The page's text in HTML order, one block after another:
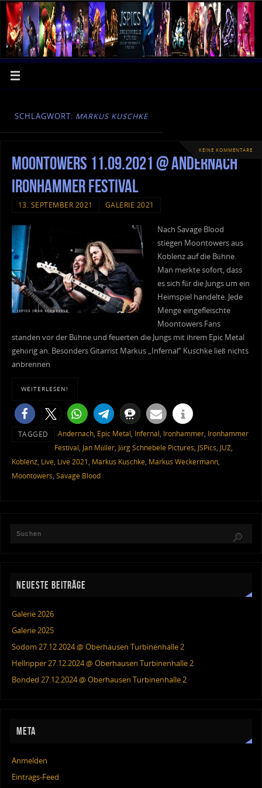
SCHLAGWORT: MARKUS KUSCHKE
KEINE KOMMENTARE
Moontowers 11.09.2021 @ Andernach
Ironhammer Festival
13. SEPTEMBER 2021 GALERIE 2021
Nach Savage Blood
stiegen Moontowers aus
Koblenz auf die Bühne.
Man merkte sofort, dass
es sich für die Jungs um ein
Heimspiel handelte. Jede
Menge eingefleischte
Moontowers Fans
standen vor der Bühne und feuerten die Jungs mit ihrem Epic Metal
gehörig an. Besonders Gitarrist Markus „Infernal“ Kuschke ließ nichts
anbrennen
WEITERLESEN!
TAGGED Andernach, Epic Metal, Infernal, Ironhammer, Ironhammer
Festival, Jan Müller, Jörg Schnebele Pictures, JSPics, JUZ,
Koblenz, Live, Live 2021, Markus Kuschke, Markus Weckermann,
Moontowers, Savage Blood
NEUESTE BEITRÄGE
Galerie 2026
Galerie 2025
Sodom 27.12.2024 @ Oberhausen Turbinenhalle 2
Hellripper 27.12.2024 @ Oberhausen Turbinenhalle 2
Bonded 27.12.2024 @ Oberhausen Turbinenhalle 2
META
Anmelden
Eintrags-Feed